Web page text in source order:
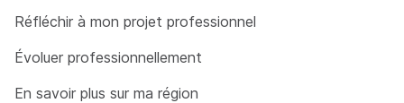
Réfléchir à mon projet professionnel
Évoluer professionnellement
En savoir plus sur ma région